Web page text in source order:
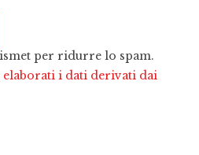
per ridurre lo spam.
i dati derivati dai